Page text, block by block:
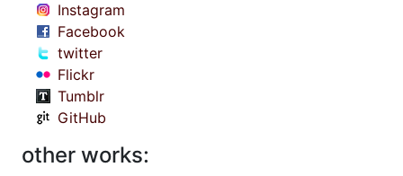
Instagram
Facebook
twitter
Flickr
Tumblr
GitHub
other works: